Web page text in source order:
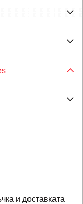
и доставката